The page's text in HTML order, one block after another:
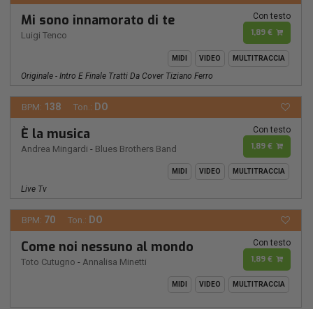
Mi sono innamorato di te
Luigi Tenco
Con testo
1,89 €
MIDI VIDEO MULTITRACCIA
Originale - Intro E Finale Tratti Da Cover Tiziano Ferro
BPM: 138 Ton.: DO
È la musica
Andrea Mingardi - Blues Brothers Band
Con testo
1,89 €
MIDI VIDEO MULTITRACCIA
Live Tv
BPM: 70 Ton.: DO
Come noi nessuno al mondo
Toto Cutugno - Annalisa Minetti
Con testo
1,89 €
MIDI VIDEO MULTITRACCIA